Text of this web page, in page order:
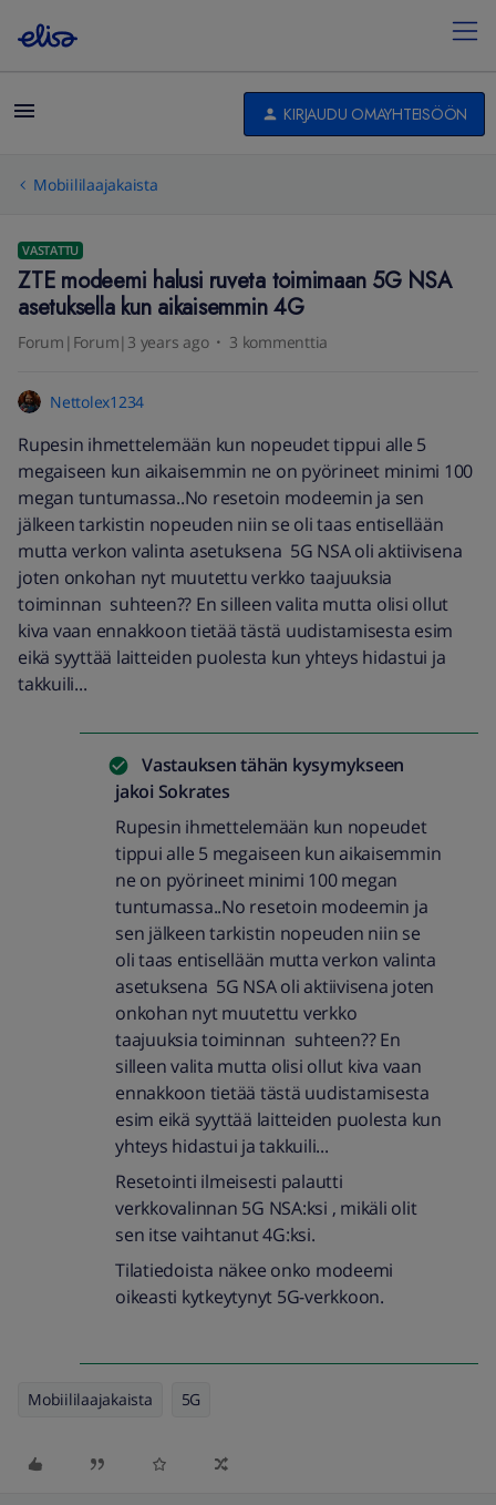
KIRJAUDU OMAYHTEISÖÖN
Mobiililaajakaista
VASTATTU
ZTE modeemi halusi ruveta toimimaan 5G NSA
asetuksella kun aikaisemmin 4G
Forum|Forum|3 years ago 3 kommenttia
Nettolex1234
Rupesin ihmettelemään kun nopeudet tippui alle 5
megaiseen kun aikaisemmin ne on pyörineet minimi 100
megan tuntumassa..No resetoin modeemin ja sen
jälkeen tarkistin nopeuden niin se oli taas entisellään
mutta verkon valinta asetuksena 5G NSA oli aktiivisena
joten onkohan nyt muutettu verkko taajuuksia
toiminnan suhteen?? En silleen valita mutta olisi ollut
kiva vaan ennakkoon tietää tästä uudistamisesta esim
eikä syyttää laitteiden puolesta kun yhteys hidastui ja
takkuili...
Vastauksen tähän kysymykseen
jakoi Sokrates
Rupesin ihmettelemään kun nopeudet
tippui alle 5 megaiseen kun aikaisemmin
ne on pyörineet minimi 100 megan
tuntumassa..No resetoin modeemin ja
sen jälkeen tarkistin nopeuden niin se
oli taas entisellään mutta verkon valinta
asetuksena 5G NSA oli aktiivisena joten
onkohan nyt muutettu verkko
taajuuksia toiminnan suhteen?? En
silleen valita mutta olisi ollut kiva vaan
ennakkoon tietää tästä uudistamisesta
esim eikä syyttää laitteiden puolesta kun
yhteys hidastui ja takkuili...
Resetointi ilmeisesti palautti
verkkovalinnan 5G NSA:ksi , mikäli olit
sen itse vaihtanut 4G:ksi.
Tilatiedoista näkee onko modeemi
oikeasti kytkeytynyt 5G-verkkoon.
Mobiililaajakaista 5G